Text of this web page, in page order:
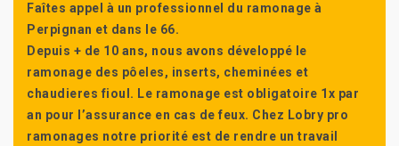
Faîtes appel à un professionnel du ramonage à
Perpignan et dans le 66.
Depuis + de 10 ans, nous avons développé le
ramonage des pôeles, inserts, cheminées et
chaudieres fioul. Le ramonage est obligatoire 1x par
an pour l’assurance en cas de feux. Chez Lobry pro
ramonages notre priorité est de rendre un travail